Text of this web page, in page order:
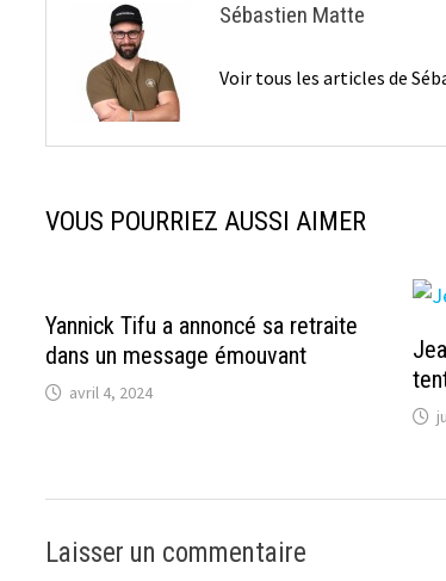
Sébastien Matte
Voir tous les articles de
VOUS POURRIEZ AUSSI AIMER
Yannick Tifu a annoncé sa retraite
dans un message émouvant
avril 4, 2024
Laisser un commentaire